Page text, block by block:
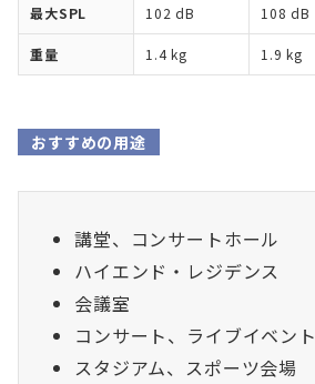
最大SPL 102 dB 108 dB
重量 1.4 kg 1.9 kg
おすすめの用途
講堂、コンサートホール
ハイエンド・レジデンス
会議室
コンサート、ライブイベント
スタジアム、スポーツ会場